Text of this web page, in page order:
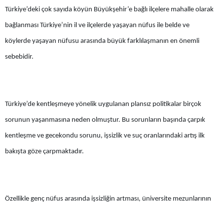
İzmir
Kars
Kırklareli
Kırşehir
Malatya
Türkiye’deki çok sayıda köyün Büyükşehir’e bağlı ilçelere mahalle olarak
bağlanması Türkiye’nin il ve ilçelerde yaşayan nüfus ile belde ve
köylerde yaşayan nüfusu arasında büyük farklılaşmanın en önemli
sebebidir.
Türkiye’de kentleşmeye yönelik uygulanan plansız politikalar birçok
sorunun yaşanmasına neden olmuştur. Bu sorunların başında çarpık
kentleşme ve gecekondu sorunu, işsizlik ve suç oranlarındaki artış ilk
bakışta göze çarpmaktadır.
Özellikle genç nüfus arasında işsizliğin artması, üniversite mezunlarının